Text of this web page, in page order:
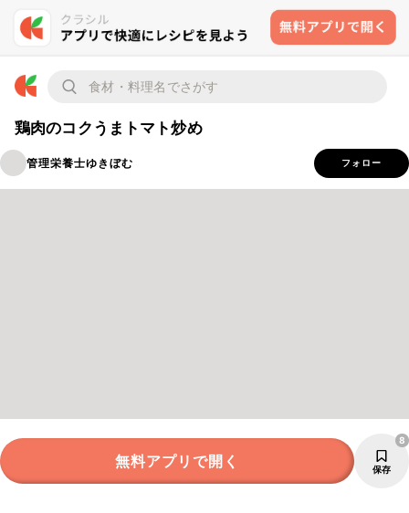
鶏肉のコクうまトマト炒め
管理栄養士ゆきぼむ フォロー
無料アプリで開く 保存
8